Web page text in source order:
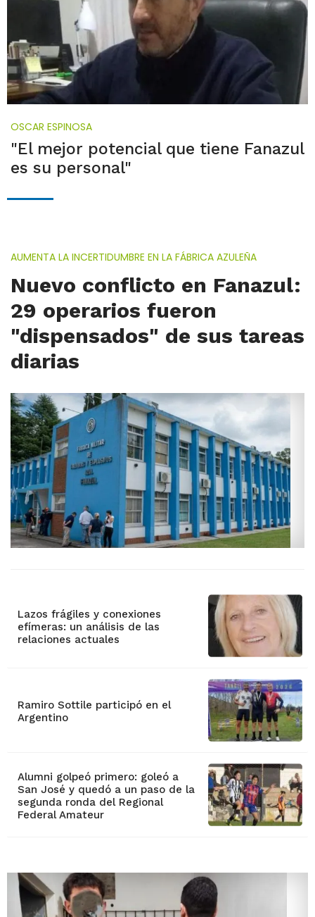
OSCAR ESPINOSA
"El mejor potencial que tiene Fanazul
es su personal"
AUMENTA LA INCERTIDUMBRE EN LA FÁBRICA AZULEÑA
Nuevo conflicto en Fanazul:
29 operarios fueron
"dispensados" de sus tareas
diarias
Lazos frágiles y conexiones
efímeras: un análisis de las
relaciones actuales
Ramiro Sottile participó en el
Argentino
Alumni golpeó primero: goleó a
San José y quedó a un paso de la
segunda ronda del Regional
Federal Amateur